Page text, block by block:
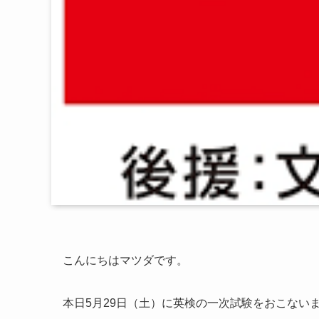
こんにちはマツダです。
本日5月29日（土）に英検の一次試験をおこない